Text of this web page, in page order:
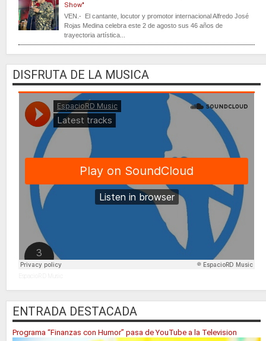
Show"
VEN.- El cantante, locutor y promotor internacional Alfredo José
Rojas Medina celebra este 2 de agosto sus 46 años de
trayectoria artística...
DISFRUTA DE LA MUSICA
EspacioRD Music
ENTRADA DESTACADA
Programa “Finanzas con Humor” pasa de YouTube a la Television